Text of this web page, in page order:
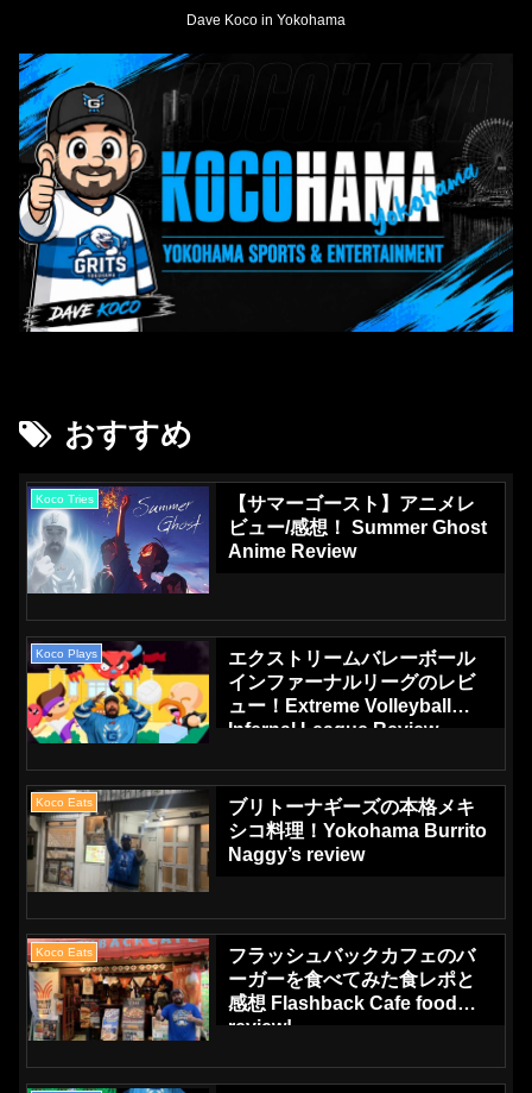
Dave Koco in Yokohama
おすすめ
Koco Tries
【サマーゴースト】アニメレ
ビュー/感想！ Summer Ghost
Anime Review
Koco Plays
エクストリームバレーボール
インファーナルリーグのレビ
ュー！Extreme Volleyball
Infernal League Review
Koco Eats
ブリトーナギーズの本格メキ
シコ料理！Yokohama Burrito
Naggy’s review
Koco Eats
フラッシュバックカフェのバ
ーガーを食べてみた食レポと
感想 Flashback Cafe food
review!